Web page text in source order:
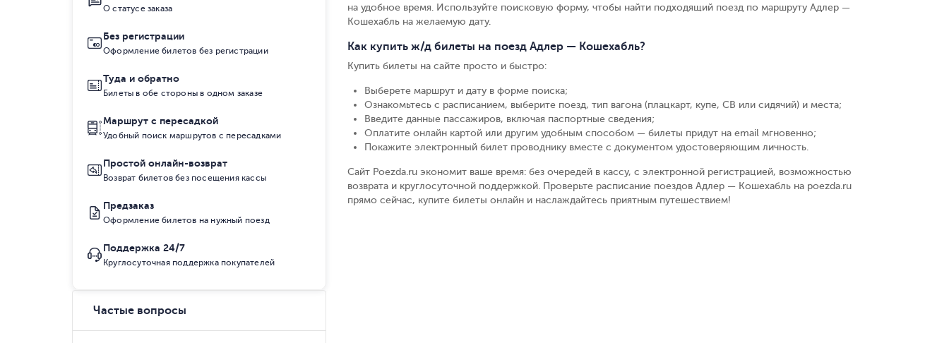
на удобное время. Используйте поисковую форму, чтобы найти подходящий поезд по маршруту Адлер —
Кошехабль на желаемую дату.
Как купить ж/д билеты на поезд Адлер — Кошехабль?
Купить билеты на сайте просто и быстро:
Выберете маршрут и дату в форме поиска;
Ознакомьтесь с расписанием, выберите поезд, тип вагона (плацкарт, купе, СВ или сидячий) и места;
Введите данные пассажиров, включая паспортные сведения;
Оплатите онлайн картой или другим удобным способом — билеты придут на email мгновенно;
Покажите электронный билет проводнику вместе с документом удостоверяющим личность.
Сайт Poezda.ru экономит ваше время: без очередей в кассу, с электронной регистрацией, возможностью
возврата и круглосуточной поддержкой. Проверьте расписание поездов Адлер — Кошехабль на poezda.ru
прямо сейчас, купите билеты онлайн и наслаждайтесь приятным путешествием!
О статусе заказа
Без регистрации
Оформление билетов без регистрации
Туда и обратно
Билеты в обе стороны в одном заказе
Маршрут с пересадкой
Удобный поиск маршрутов с пересадками
Простой онлайн-возврат
Возврат билетов без посещения кассы
Предзаказ
Оформление билетов на нужный поезд
Поддержка 24/7
Круглосуточная поддержка покупателей
Частые вопросы